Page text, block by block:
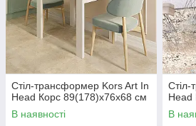
Стіл-трансформер Kors Art In
Head Корс 89(178)x76x68 см
В наявності
Стіл-
Head
В